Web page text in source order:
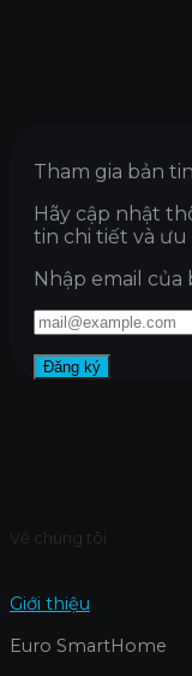
Tham gia bản
Hãy cập nhật
tin chi tiết và ưu
Nhập email của
Về chúng tôi
Giới thiệu
Euro SmartHome